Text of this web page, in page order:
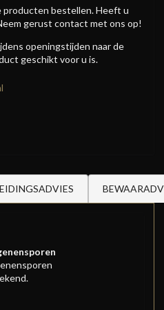
producten bestellen. Heeft u
gerust contact met ons op!
openingstijden naar de
geschikt voor u is.